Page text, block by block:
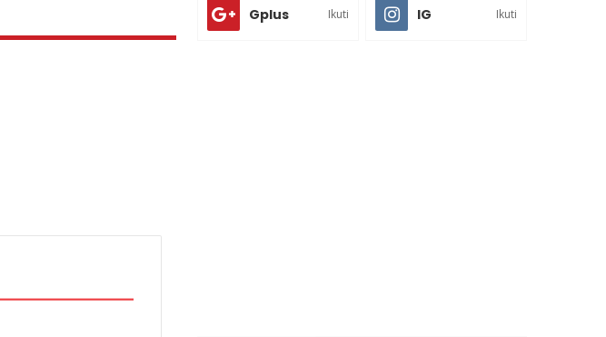
Gplus Ikuti IG Ikuti